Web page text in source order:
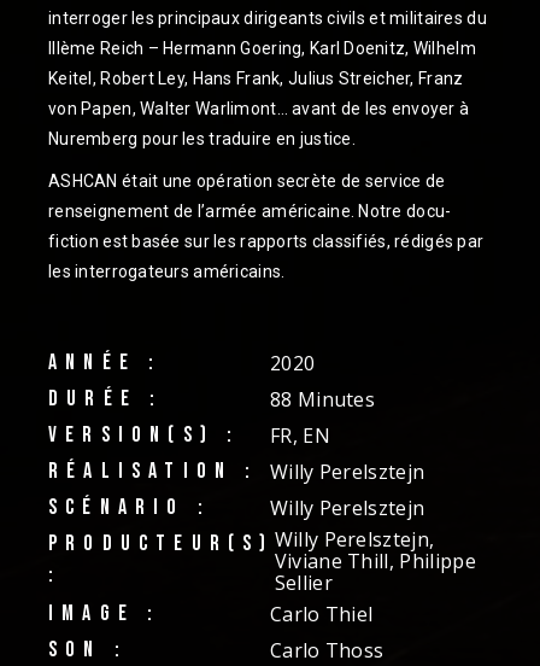
interroger les principaux dirigeants civils et militaires du
IIIème Reich – Hermann Goering, Karl Doenitz, Wilhelm
Keitel, Robert Ley, Hans Frank, Julius Streicher, Franz
von Papen, Walter Warlimont… avant de les envoyer à
Nuremberg pour les traduire en justice.
ASHCAN était une opération secrète de service de
renseignement de l’armée américaine. Notre docu-
fiction est basée sur les rapports classifiés, rédigés par
les interrogateurs américains.
ANNÉE : 2020
DURÉE : 88 Minutes
VERSION(S) : FR, EN
RÉALISATION : Willy Perelsztejn
SCÉNARIO : Willy Perelsztejn
PRODUCTEUR(S)
:
Willy Perelsztejn,
Viviane Thill, Philippe
Sellier
IMAGE : Carlo Thiel
SON : Carlo Thoss